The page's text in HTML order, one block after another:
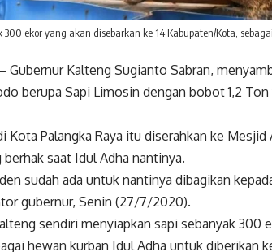
ekor yang akan disebarkan ke 14 Kabupaten/Kota,
Gubernur Kalteng Sugianto Sabran,
berupa Sapi Limosin dengan bobot 1,2
Kota Palangka Raya itu diserahkan ke Mesjid
saat Idul Adha nantinya.
sudah ada untuk nantinya dibagikan
gubernur, Senin (27/7/2020).
sendiri menyiapkan sapi sebanyak 300
hewan kurban Idul Adha untuk diberikan